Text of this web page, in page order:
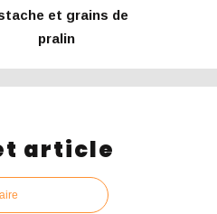
et grains de
pralin
article